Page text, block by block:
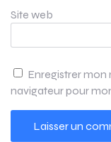
Site web
Enregistrer mon
navigateur pour